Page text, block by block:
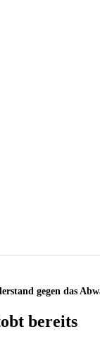
gegen das
bereits